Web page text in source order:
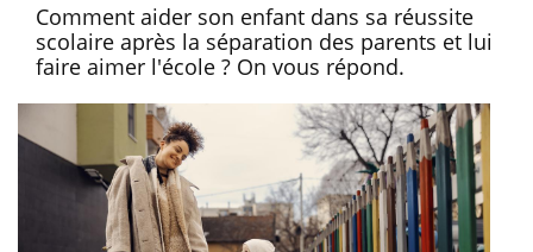
Comment aider son enfant dans sa réussite
scolaire après la séparation des parents et lui
faire aimer l'école ? On vous répond.